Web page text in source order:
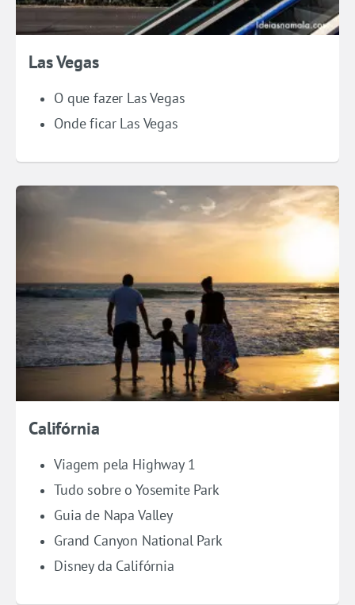
Las Vegas
O que fazer Las Vegas
Onde ficar Las Vegas
Califórnia
Viagem pela Highway 1
Tudo sobre o Yosemite Park
Guia de Napa Valley
Grand Canyon National Park
Disney da Califórnia